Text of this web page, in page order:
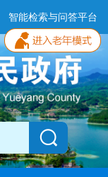
智能检索与问答平台